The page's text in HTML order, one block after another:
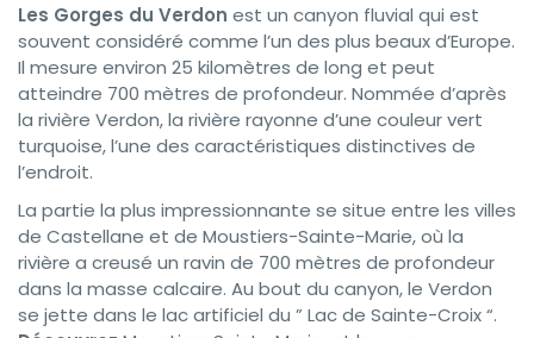
Les Gorges du Verdon est un canyon fluvial qui est
souvent considéré comme l’un des plus beaux d’Europe.
Il mesure environ 25 kilomètres de long et peut
atteindre 700 mètres de profondeur. Nommée d’après
la rivière Verdon, la rivière rayonne d’une couleur vert
turquoise, l’une des caractéristiques distinctives de
l’endroit.
La partie la plus impressionnante se situe entre les villes
de Castellane et de Moustiers-Sainte-Marie, où la
rivière a creusé un ravin de 700 mètres de profondeur
dans la masse calcaire. Au bout du canyon, le Verdon
se jette dans le lac artificiel du ” Lac de Sainte-Croix “.